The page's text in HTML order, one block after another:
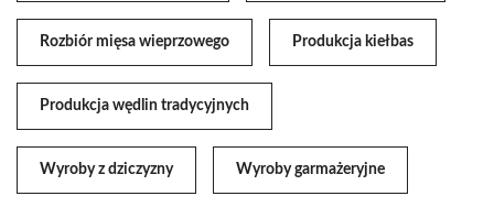
Rozbiór mięsa wieprzowego Produkcja kiełbas
Produkcja wędlin tradycyjnych
Wyroby z dziczyzny Wyroby garmażeryjne